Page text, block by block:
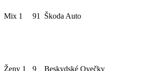
Mix 1 91 Škoda Auto
Ženy 1 9 Beskydské Ovečky